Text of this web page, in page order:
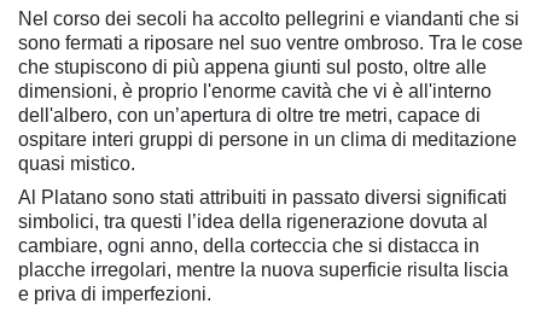
Nel corso dei secoli ha accolto pellegrini e viandanti che si
sono fermati a riposare nel suo ventre ombroso. Tra le cose
che stupiscono di più appena giunti sul posto, oltre alle
dimensioni, è proprio l'enorme cavità che vi è all'interno
dell'albero, con un’apertura di oltre tre metri, capace di
ospitare interi gruppi di persone in un clima di meditazione
quasi mistico.
Al Platano sono stati attribuiti in passato diversi significati
simbolici, tra questi l’idea della rigenerazione dovuta al
cambiare, ogni anno, della corteccia che si distacca in
placche irregolari, mentre la nuova superficie risulta liscia
e priva di imperfezioni.